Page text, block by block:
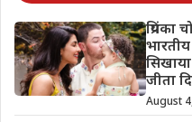
प्रियंका
जीता
August